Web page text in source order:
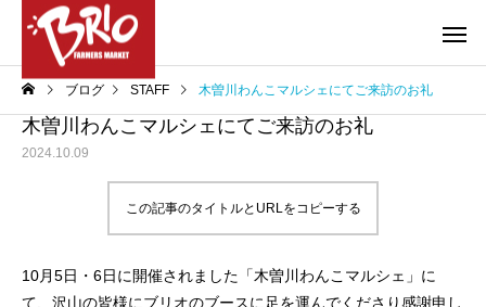
COMPANY COMPANY
ブログ STAFF 木曽川わんこマルシェにてご来訪のお礼
木曽川わんこマルシェにてご来訪のお礼
2024.10.09
この記事のタイトルとURLをコピーする
10月5日・6日に開催されました「木曽川わんこマルシェ」に
て、沢山の皆様にブリオのブースに足を運んでくださり感謝申し